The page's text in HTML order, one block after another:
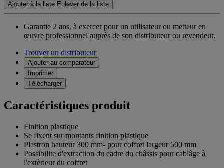
Ajouter à la liste Enlever de la liste
Garantie 2 ans, à exercer pour un utilisateur ou metteur en
œuvre professionnel auprès de son distributeur ou revendeur.
Trouver un distributeur
Ajouter au comparateur
Imprimer
Télécharger
Caractéristiques produit
Finition plastique
Se fixent sur montants finition plastique
Plastron hauteur 300 mm- pour coffret largeur 500 mm
Possibilite d'extraction du cadre du châssis pour cablâge à
l'extèrieur du coffret